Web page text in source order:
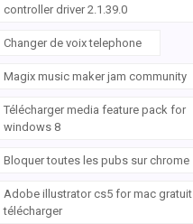
controller driver 2.1.39.0
Changer de voix telephone
Magix music maker jam community
Télécharger media feature pack for
windows 8
Bloquer toutes les pubs sur chrome
Adobe illustrator cs5 for mac gratuit
télécharger